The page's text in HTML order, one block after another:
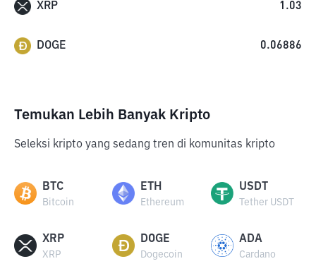
XRP 1.03
DOGE 0.06886
Temukan Lebih Banyak Kripto
Seleksi kripto yang sedang tren di komunitas kripto
BTC
Bitcoin
ETH
Ethereum
USDT
Tether USDT
XRP
XRP
DOGE
Dogecoin
ADA
Cardano